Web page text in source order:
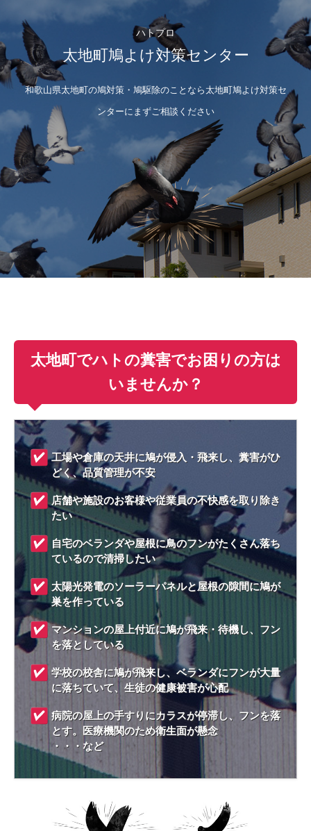
ハトプロ
太地町鳩よけ対策センター
和歌山県太地町の鳩対策・鳩駆除のことなら太地町鳩よけ対策セ
ンターにまずご相談ください
太地町でハトの糞害でお困りの方は
いませんか？
工場や倉庫の天井に鳩が侵入・飛来し、糞害がひ
どく、品質管理が不安
店舗や施設のお客様や従業員の不快感を取り除き
たい
自宅のベランダや屋根に鳥のフンがたくさん落ち
ているので清掃したい
太陽光発電のソーラーパネルと屋根の隙間に鳩が
巣を作っている
マンションの屋上付近に鳩が飛来・待機し、フン
を落としている
学校の校舎に鳩が飛来し、ベランダにフンが大量
に落ちていて、生徒の健康被害が心配
病院の屋上の手すりにカラスが停滞し、フンを落
とす。医療機関のため衛生面が懸念
・・・など